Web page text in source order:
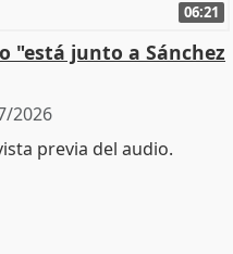
06:21
"está junto a Sánchez
2026